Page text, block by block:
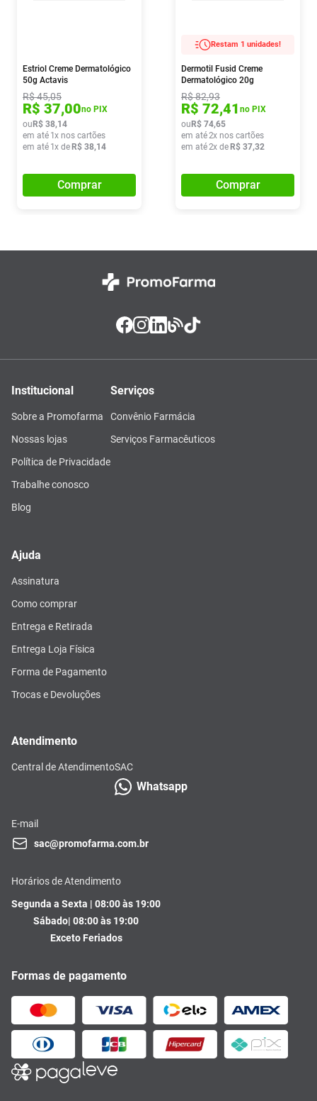
Estriol Creme Dermatológico
50g Actavis
R$45,05
R$ 37,00no PIX
ou R$ 38,14
em até 1x nos cartões
em até 1x de R$ 38,14
Comprar
Restam 1 unidades!
Dermotil Fusid Creme
Dermatológico 20g
R$82,93
R$ 72,41 no PIX
ou R$ 74,65
em até2x nos cartões
em até2x de R$ 37,32
Comprar
Institucional
Sobre a Promofarma
Nossas lojas
Política de Privacidade
Trabalhe conosco
Blog
Serviços
Convênio Farmácia
Serviços Farmacêuticos
Ajuda
Assinatura
Como comprar
Entrega e Retirada
Entrega Loja Física
Forma de Pagamento
Trocas e Devoluções
Atendimento
Central de AtendimentoSAC
Whatsapp
E-mail
sac@promofarma.com.br
Horários de Atendimento
Segunda a Sexta | 08:00 às 19:00
Sábado| 08:00 às 19:00
Exceto Feriados
Formas de pagamento